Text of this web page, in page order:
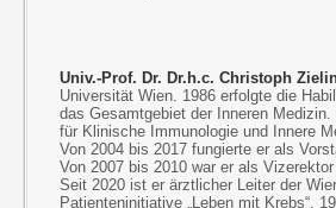
Univ.-Prof. Dr. Dr.h.c. Christoph
Universität Wien. 1986 erfolgte die
das Gesamtgebiet der Inneren
für Klinische Immunologie und Innere
Von 2004 bis 2017 fungierte er als
Von 2007 bis 2010 war er als
Seit 2020 ist er ärztlicher Leiter der
Patienteninitiative „Leben mit Krebs“,